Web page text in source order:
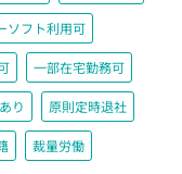
ソフト利用可
一部在宅勤務可
り 原則定時退社
裁量労働